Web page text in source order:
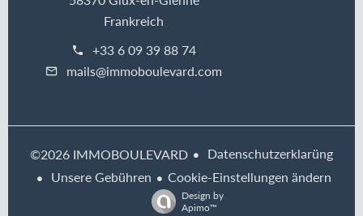
Frankreich
+33 6 09 39 88 74
mails@immoboulevard.com
©2026 IMMOBOULEVARD
Datenschutzerklarüng
Unsere Gebühren
Cookie-Einstellungen ändern
Design by
Apimo™